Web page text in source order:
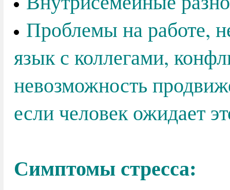
Проблемы на работе,
язык с коллегами,
невозможность
если человек ожидает
Симптомы стресса: